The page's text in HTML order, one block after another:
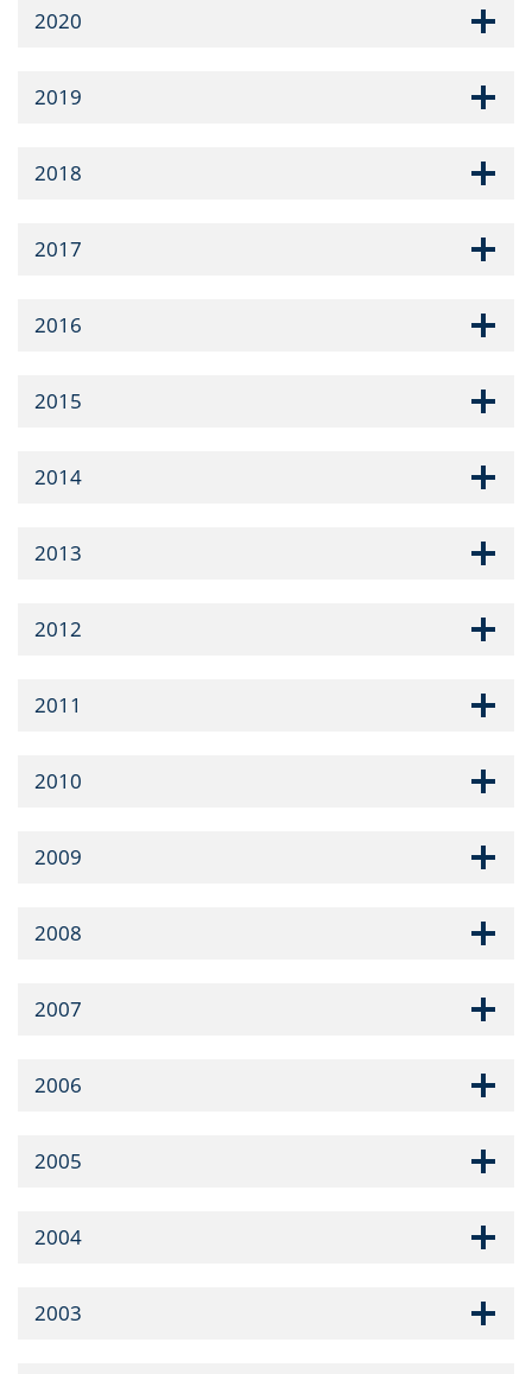
2020
2019
2018
2017
2016
2015
2014
2013
2012
2011
2010
2009
2008
2007
2006
2005
2004
2003